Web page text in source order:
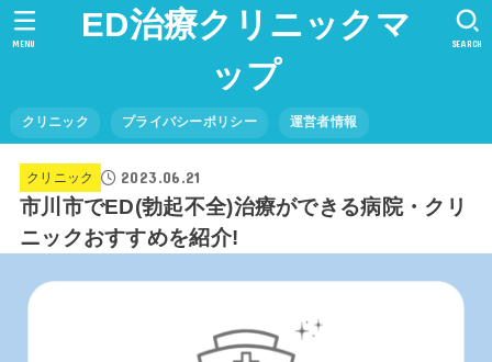
ED治療クリニックマ
ップ
クリニック プライバシーポリシー 運営者情報
SEARCH
MENU
クリニック 2023.06.21
市川市でED(勃起不全)治療ができる病院・クリ
ニックおすすめを紹介!